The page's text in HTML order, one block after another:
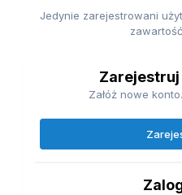
Jedynie zarejestrowani
Zarejestruj
Załóż nowe